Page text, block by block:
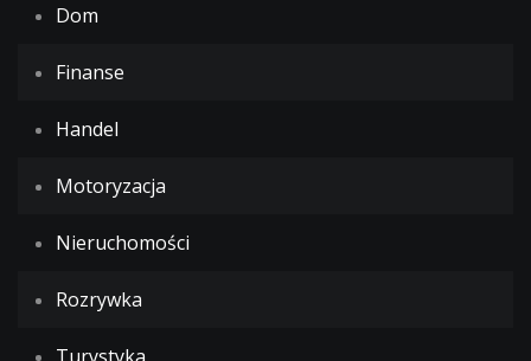
Dom
Finanse
Handel
Motoryzacja
Nieruchomości
Rozrywka